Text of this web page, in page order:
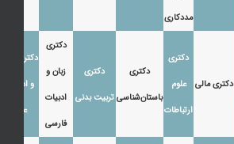
مددکاری
دکتری مالی
دکتری
علوم
ارتباطات
دکتری
باستان‌شناسی
دکتری
تربیت بدنی
دکتری
زبان و
ادبیات
فارسی
دکتری زبان
و ادبیات
عرب